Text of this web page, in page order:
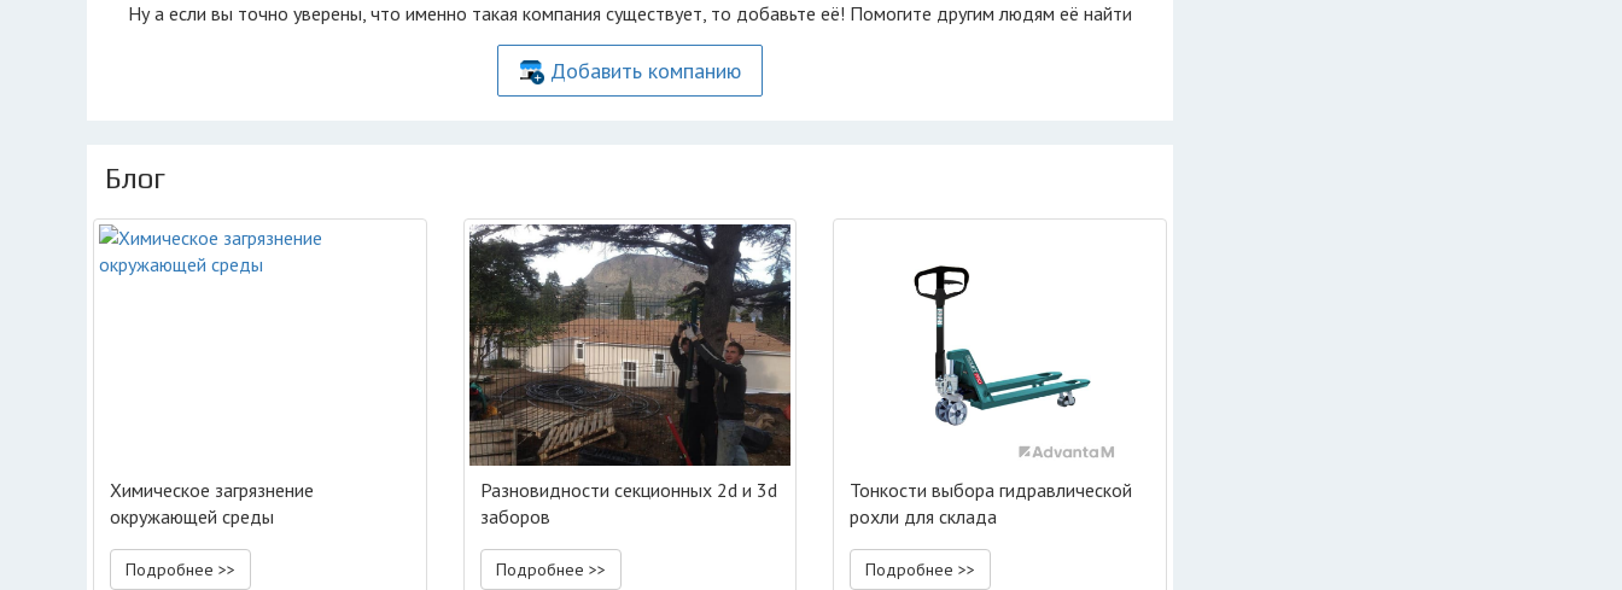
Ну а если вы точно уверены, что именно такая компания существует, то добавьте её! Помогите другим людям её найти
Добавить компанию
Блог
Химическое загрязнение
окружающей среды
Подробнее >>
Разновидности секционных 2d и 3d
заборов
Подробнее >>
Тонкости выбора гидравлической
рохли для склада
Подробнее >>